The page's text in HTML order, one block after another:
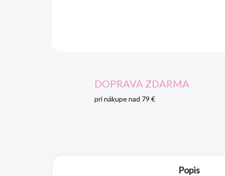
DOPRAVA ZDARMA
pri nákupe nad 79 €
Popis